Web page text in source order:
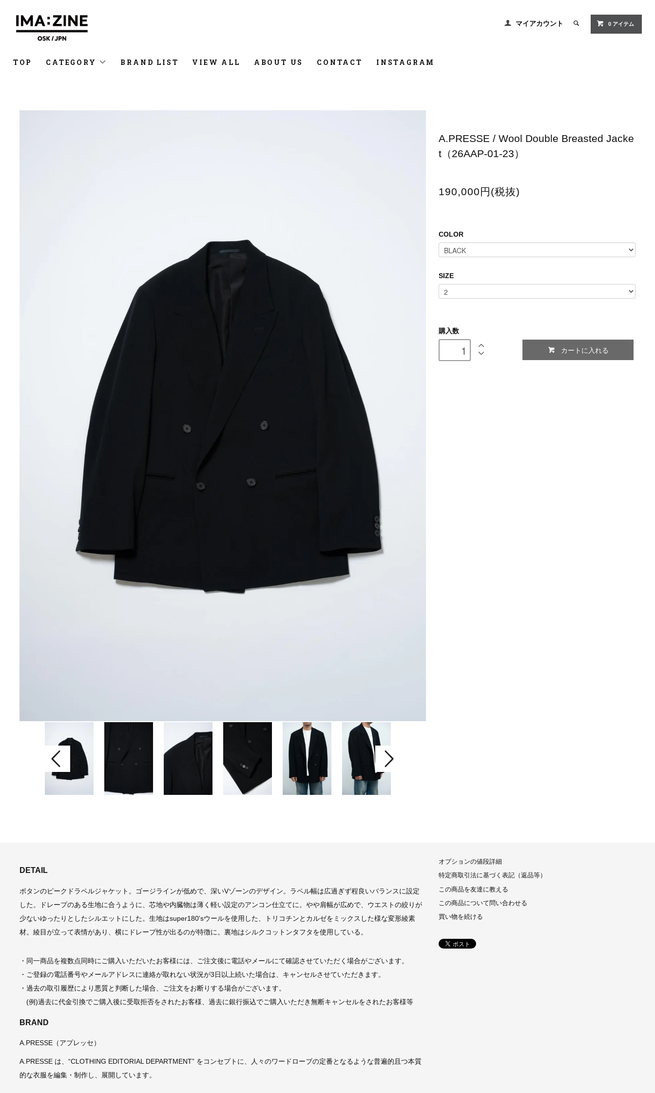
マイアカウント 0 アイテム
TOP CATEGORY BRAND LIST VIEW ALL ABOUT US CONTACT INSTAGRAM
A.PRESSE / Wool Double Breasted Jacke
t（26AAP-01-23）
190,000円(税抜)
COLOR
SIZE
購入数
カートに入れる
DETAIL
ボタンのピークドラペルジャケット。ゴージラインが低めで、深いVゾーンのデザイン。ラペル幅は広過ぎず程良いバランスに設定
した。ドレープのある生地に合うように、芯地や内臓物は薄く軽い設定のアンコン仕立てに。やや肩幅が広めで、ウエストの絞りが
少ないゆったりとしたシルエットにした。生地はsuper180'sウールを使用した、トリコチンとカルゼをミックスした様な変形綾素
材。綾目が立って表情があり、横にドレープ性が出るのが特徴に。裏地はシルクコットンタフタを使用している。
・同一商品を複数点同時にご購入いただいたお客様には、ご注文後に電話やメールにて確認させていただく場合がございます。
・ご登録の電話番号やメールアドレスに連絡が取れない状況が3日以上続いた場合は、キャンセルさせていただきます。
・過去の取引履歴により悪質と判断した場合、ご注文をお断りする場合がございます。
(例)過去に代金引換でご購入後に受取拒否をされたお客様、過去に銀行振込でご購入いただき無断キャンセルをされたお客様等
BRAND
A.PRESSE（アプレッセ）
A.PRESSE は、“CLOTHING EDITORIAL DEPARTMENT” をコンセプトに、人々のワードローブの定番となるような普遍的且つ本質
的な衣服を編集・制作し、展開しています。
オプションの値段詳細
特定商取引法に基づく表記（返品等）
この商品を友達に教える
この商品について問い合わせる
買い物を続ける